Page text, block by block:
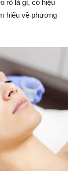
rỗ là gì, có hiệu
hiểu về phương